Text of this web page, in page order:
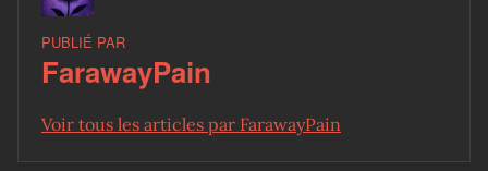
PUBLIÉ PAR
FarawayPain
Voir tous les articles par FarawayPain